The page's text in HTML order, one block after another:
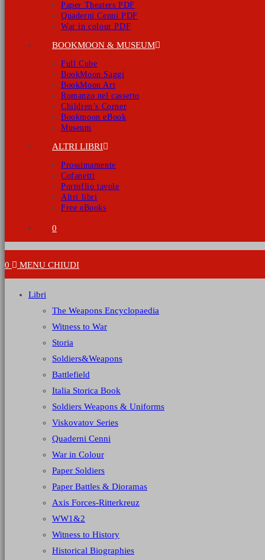
Paper Theaters PDF
Quaderni Cenni PDF
War in colour PDF
BOOKMOON & MUSEUM
Full Cube
BookMoon Saggi
BookMoon Art
Romanzo nel cassetto
Children’s Corner
Bookmoon eBook
Museum
ALTRI LIBRI
Prossimamente
Cofanetti
Portoflio tavole
Altri libri
Free eBooks
0
0 MENU CHIUDI
Libri
The Weapons Encyclopaedia
Witness to War
Storia
Soldiers&Weapons
Battlefield
Italia Storica Book
Soldiers Weapons & Uniforms
Viskovatov Series
Quaderni Cenni
War in Colour
Paper Soldiers
Paper Battles & Dioramas
Axis Forces-Ritterkreuz
WW1&2
Witness to History
Historical Biographies